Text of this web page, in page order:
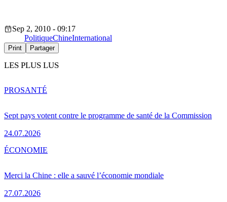
Sep 2, 2010 - 09:17
PolitiqueChineInternational
Print Partager
LES PLUS LUS
Sept pays votent contre le programme de santé de la Commission
24.07.2026
PROSANTÉ
Merci la Chine : elle a sauvé l’économie mondiale
27.07.2026
ÉCONOMIE